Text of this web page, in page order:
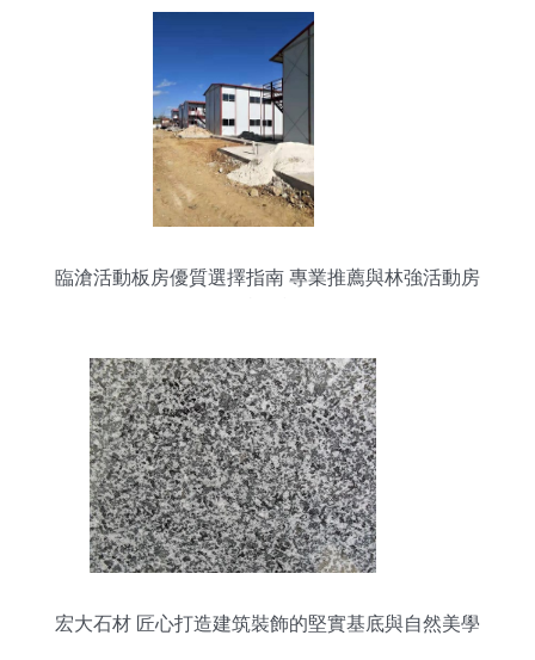
臨滄活動板房優質選擇指南 專業推薦與林強活動房
宏大石材 匠心打造建筑裝飾的堅實基底與自然美學